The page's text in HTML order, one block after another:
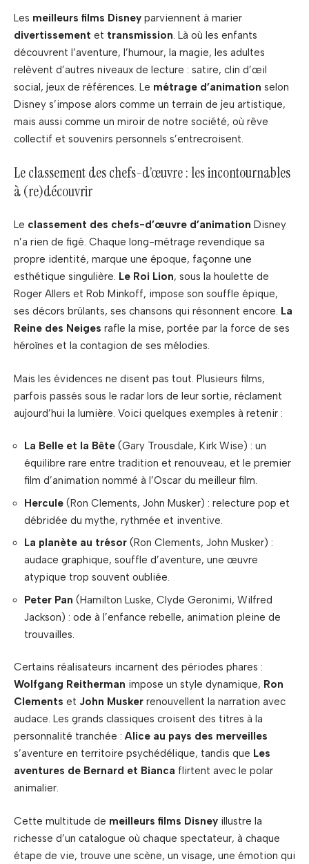
Les meilleurs films Disney parviennent à marier
divertissement et transmission. Là où les enfants
découvrent l’aventure, l’humour, la magie, les adultes
relèvent d’autres niveaux de lecture : satire, clin d’œil
social, jeux de références. Le métrage d’animation selon
Disney s’impose alors comme un terrain de jeu artistique,
mais aussi comme un miroir de notre société, où rêve
collectif et souvenirs personnels s’entrecroisent.
Le classement des chefs-d’œuvre : les incontournables
à (re)découvrir
Le classement des chefs-d’œuvre d’animation Disney
n’a rien de figé. Chaque long-métrage revendique sa
propre identité, marque une époque, façonne une
esthétique singulière. Le Roi Lion, sous la houlette de
Roger Allers et Rob Minkoff, impose son souffle épique,
ses décors brûlants, ses chansons qui résonnent encore. La
Reine des Neiges rafle la mise, portée par la force de ses
héroïnes et la contagion de ses mélodies.
Mais les évidences ne disent pas tout. Plusieurs films,
parfois passés sous le radar lors de leur sortie, réclament
aujourd’hui la lumière. Voici quelques exemples à retenir :
La Belle et la Bête (Gary Trousdale, Kirk Wise) : un
équilibre rare entre tradition et renouveau, et le premier
film d’animation nommé à l’Oscar du meilleur film.
Hercule (Ron Clements, John Musker) : relecture pop et
débridée du mythe, rythmée et inventive.
La planète au trésor (Ron Clements, John Musker) :
audace graphique, souffle d’aventure, une œuvre
atypique trop souvent oubliée.
Peter Pan (Hamilton Luske, Clyde Geronimi, Wilfred
Jackson) : ode à l’enfance rebelle, animation pleine de
trouvailles.
Certains réalisateurs incarnent des périodes phares :
Wolfgang Reitherman impose un style dynamique, Ron
Clements et John Musker renouvellent la narration avec
audace. Les grands classiques croisent des titres à la
personnalité tranchée :Alice au pays des merveilles
s’aventure en territoire psychédélique, tandis que Les
aventures de Bernard et Bianca flirtent avec le polar
animalier.
Cette multitude de meilleurs films Disney illustre la
richesse d’un catalogue où chaque spectateur, à chaque
étape de vie, trouve une scène, un visage, une émotion qui